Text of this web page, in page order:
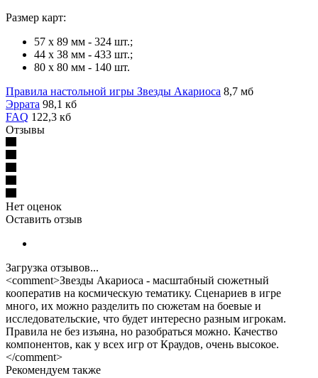
Размер карт:
57 х 89 мм - 324 шт.;
44 х 38 мм - 433 шт.;
80 х 80 мм - 140 шт.
Правила настольной игры Звезды Акариоса 8,7 мб
Эррата 98,1 кб
FAQ 122,3 кб
Отзывы
Нет оценок
Оставить отзыв
Загрузка отзывов...
<comment>Звезды Акариоса - масштабный сюжетный
кооператив на космическую тематику. Сценариев в игре
много, их можно разделить по сюжетам на боевые и
исследовательские, что будет интересно разным игрокам.
Правила не без изъяна, но разобраться можно. Качество
компонентов, как у всех игр от Краудов, очень высокое.
</comment>
Рекомендуем также